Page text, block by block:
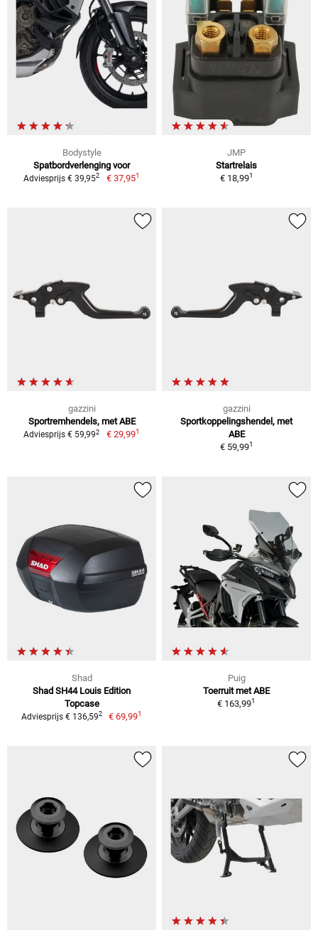
Bodystyle
Spatbordverlenging voor
Adviesprijs € 39,952 € 37,951
JMP
Startrelais
€ 18,991
gazzini
Sportremhendels, met ABE
Adviesprijs € 59,992 € 29,991
gazzini
Sportkoppelingshendel, met
ABE
€ 59,991
Shad
Shad SH44 Louis Edition
Topcase
Adviesprijs € 136,592 € 69,991
Puig
Toerruit met ABE
€ 163,991